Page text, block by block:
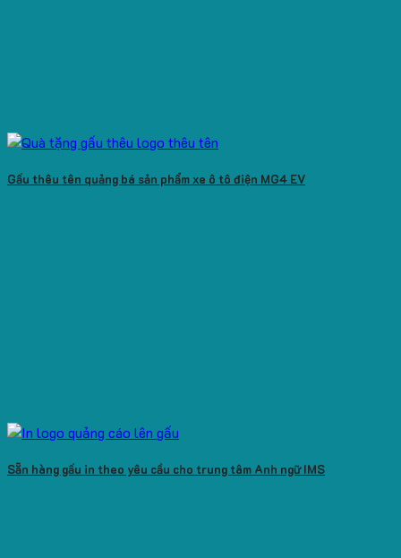
Gấu thêu tên quảng bá sản phẩm xe ô tô điện MG4 EV
Sẵn hàng gấu in theo yêu cầu cho trung tâm Anh ngữ IMS